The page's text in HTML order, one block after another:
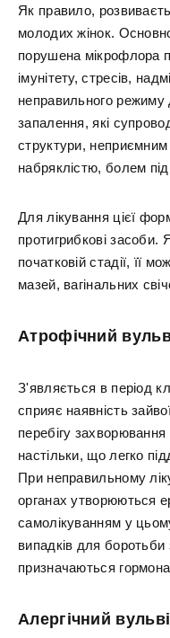
Як правило,
молодих жінок.
порушена мікрофлора
імунітету, стресів,
неправильного режиму
запалення, які
структури,
набряклістю, болем
Для лікування цієї
протигрибкові
початковій стадії, її
мазей, вагінальних
Атрофічний
З'являється в період
сприяє наявність
перебігу
настільки, що легко
При неправильному
органах утворюються
самолікуванням у
випадків для
призначаються
Алергічний